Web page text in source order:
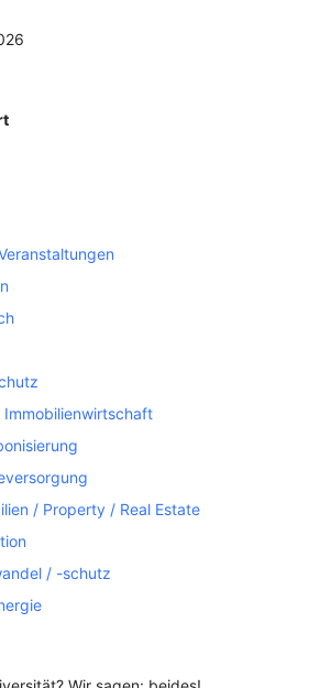
Immobilienwirtschaft
/ Property / Real Estate
/ -schutz